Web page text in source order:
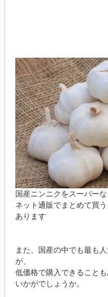
国産ニンニクをスーパー
ネット通販でまとめて買
あります
また、国産の中でも最も
が、
低価格で購入できること
いかがでしょうか。